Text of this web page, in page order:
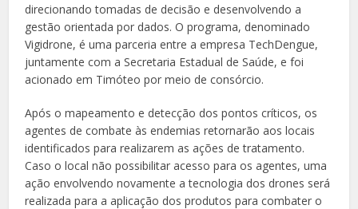
direcionando tomadas de decisão e desenvolvendo a
gestão orientada por dados. O programa, denominado
Vigidrone, é uma parceria entre a empresa TechDengue,
juntamente com a Secretaria Estadual de Saúde, e foi
acionado em Timóteo por meio de consórcio.
Após o mapeamento e detecção dos pontos críticos, os
agentes de combate às endemias retornarão aos locais
identificados para realizarem as ações de tratamento.
Caso o local não possibilitar acesso para os agentes, uma
ação envolvendo novamente a tecnologia dos drones será
realizada para a aplicação dos produtos para combater o